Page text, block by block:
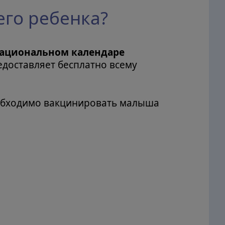
ребенка?
календаре
бесплатно всему
вакцинировать малыша